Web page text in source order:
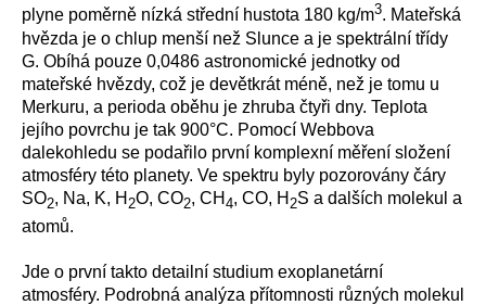
plyne poměrně nízká střední hustota 180 kg/m3. Mateřská
hvězda je o chlup menší než Slunce a je spektrální třídy
G. Obíhá pouze 0,0486 astronomické jednotky od
mateřské hvězdy, což je devětkrát méně, než je tomu u
Merkuru, a perioda oběhu je zhruba čtyři dny. Teplota
jejího povrchu je tak 900°C. Pomocí Webbova
dalekohledu se podařilo první komplexní měření složení
atmosféry této planety. Ve spektru byly pozorovány čáry
SO2, Na, K, H 2O, CO2, CH 4, CO, H 2S a dalších molekul a
atomů.
Jde o první takto detailní studium exoplanetární
atmosféry. Podrobná analýza přítomnosti různých molekul